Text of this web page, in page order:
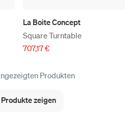
La Boite Concept
Square Turntable
707,17 €
Produkten
zeigen